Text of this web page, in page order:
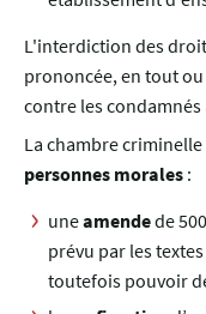
L'interdiction des
prononcée, en tout
contre les condamnés
La chambre
personnes morales :
uneamendede
prévu par les
toutefois pouvoir